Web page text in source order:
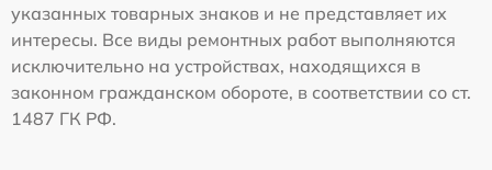
указанных товарных знаков и не представляет их
интересы. Все виды ремонтных работ выполняются
исключительно на устройствах, находящихся в
законном гражданском обороте, в соответствии со ст.
1487 ГК РФ.